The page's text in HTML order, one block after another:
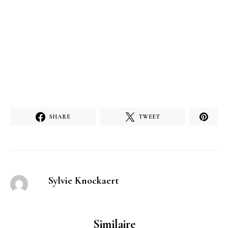
SHARE TWEET
Sylvie Knockaert
Similaire